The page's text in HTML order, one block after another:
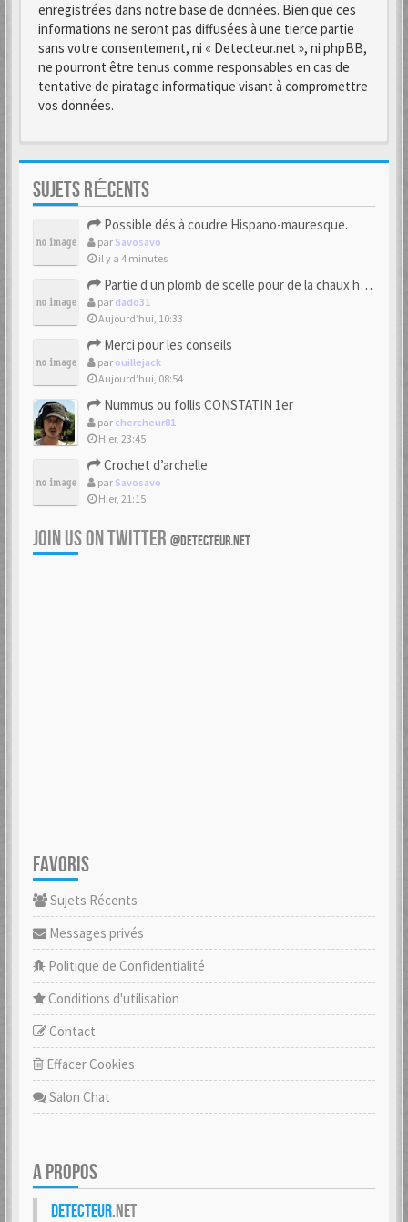
enregistrées dans notre base de données. Bien que ces
informations ne seront pas diffusées à une tierce partie
sans votre consentement, ni « Detecteur.net », ni phpBB,
ne pourront être tenus comme responsables en cas de
tentative de piratage informatique visant à compromettre
vos données.
SUJETS RÉCENTS
Possible dés à coudre Hispano-mauresque.
par Savosavo
il y a 4 minutes
Partie d un plomb de scelle pour de la chaux hydraulique
par dado31
Aujourd’hui, 10:33
Merci pour les conseils
par ouillejack
Aujourd’hui, 08:54
Nummus ou follis CONSTATIN 1er
par chercheur81
Hier, 23:45
Crochet d’archelle
par Savosavo
Hier, 21:15
JOIN US ON TWITTER @DETECTEUR.NET
FAVORIS
Sujets Récents
Messages privés
Politique de Confidentialité
Conditions d'utilisation
Contact
Effacer Cookies
Salon Chat
A PROPOS
Detecteur.net